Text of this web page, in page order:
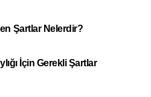
Şartlar Nelerdir?
İçin Gerekli Şartlar